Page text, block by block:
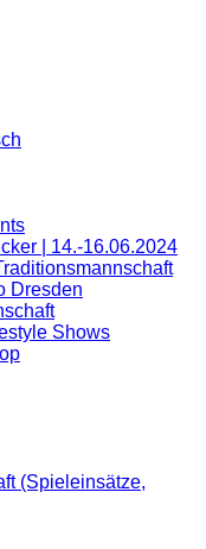
| 14.-16.06.2024
Dresden
Shows
(Spieleinsätze,